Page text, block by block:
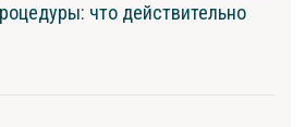
что действительно